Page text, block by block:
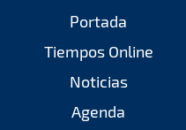
Portada
Tiempos Online
Noticias
Agenda